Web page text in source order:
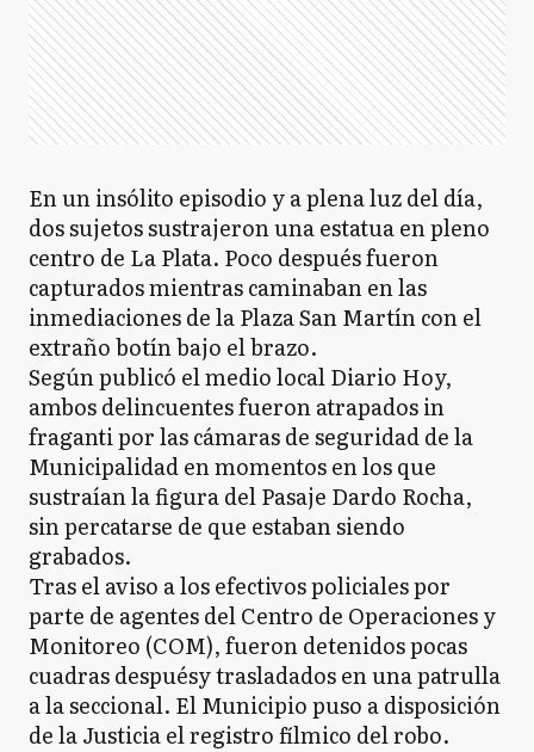
En un insólito episodio y a plena luz del día,
dos sujetos sustrajeron una estatua en pleno
centro de La Plata. Poco después fueron
capturados mientras caminaban en las
inmediaciones de la Plaza San Martín con el
extraño botín bajo el brazo.
Según publicó el medio local Diario Hoy,
ambos delincuentes fueron atrapados in
fraganti por las cámaras de seguridad de la
Municipalidad en momentos en los que
sustraían la figura del Pasaje Dardo Rocha,
sin percatarse de que estaban siendo
grabados.
Tras el aviso a los efectivos policiales por
parte de agentes del Centro de Operaciones y
Monitoreo (COM), fueron detenidos pocas
cuadras despuésy trasladados en una patrulla
a la seccional. El Municipio puso a disposición
de la Justicia el registro fílmico del robo.